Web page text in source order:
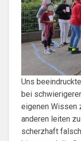
Uns
bei
eigenen Wissen
anderen leiten
scherzhaft